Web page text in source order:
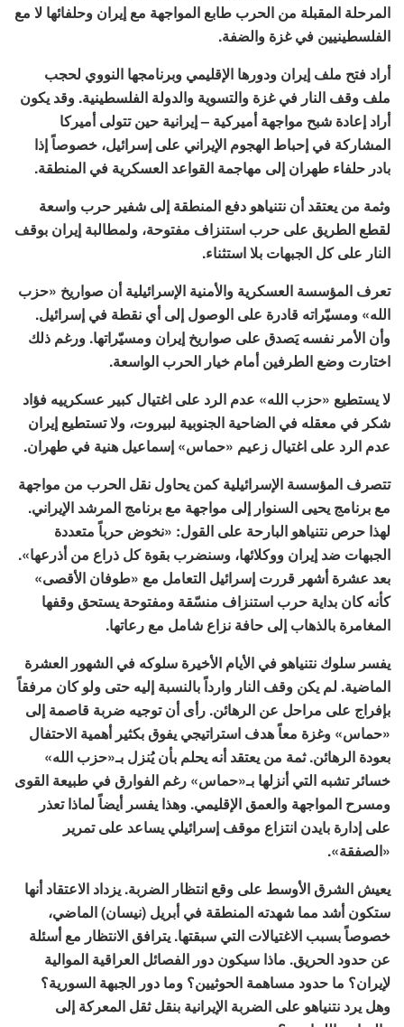
المرحلة المقبلة من الحرب طابع المواجهة مع إيران وحلفائها لا مع
الفلسطينيين في غزة والضفة.
أراد فتح ملف إيران ودورها الإقليمي وبرنامجها النووي لحجب
ملف وقف النار في غزة والتسوية والدولة الفلسطينية. وقد يكون
أراد إعادة شبح مواجهة أميركية – إيرانية حين تتولى أميركا
المشاركة في إحباط الهجوم الإيراني على إسرائيل، خصوصاً إذا
بادر حلفاء طهران إلى مهاجمة القواعد العسكرية في المنطقة.
وثمة من يعتقد أن نتنياهو دفع المنطقة إلى شفير حرب واسعة
لقطع الطريق على حرب استنزاف مفتوحة، ولمطالبة إيران بوقف
النار على كل الجبهات بلا استثناء.
تعرف المؤسسة العسكرية والأمنية الإسرائيلية أن صواريخ «حزب
الله» ومسيّراته قادرة على الوصول إلى أي نقطة في إسرائيل.
وأن الأمر نفسه يَصدق على صواريخ إيران ومسيّراتها. ورغم ذلك
اختارت وضع الطرفين أمام خيار الحرب الواسعة.
لا يستطيع «حزب الله» عدم الرد على اغتيال كبير عسكرييه فؤاد
شكر في معقله في الضاحية الجنوبية لبيروت، ولا تستطيع إيران
عدم الرد على اغتيال زعيم «حماس» إسماعيل هنية في طهران.
تتصرف المؤسسة الإسرائيلية كمن يحاول نقل الحرب من مواجهة
مع برنامج يحيى السنوار إلى مواجهة مع برنامج المرشد الإيراني.
لهذا حرص نتنياهو البارحة على القول: «نخوض حرباً متعددة
الجبهات ضد إيران ووكلائها، وسنضرب بقوة كل ذراع من أذرعها».
بعد عشرة أشهر قررت إسرائيل التعامل مع «طوفان الأقصى»
كأنه كان بداية حرب استنزاف منسّقة ومفتوحة يستحق وقفها
المغامرة بالذهاب إلى حافة نزاع شامل مع رعاتها.
يفسر سلوك نتنياهو في الأيام الأخيرة سلوكه في الشهور العشرة
الماضية. لم يكن وقف النار وارداً بالنسبة إليه حتى ولو كان مرفقاً
بإفراج على مراحل عن الرهائن. رأى أن توجيه ضربة قاصمة إلى
«حماس» وغزة معاً هدف استراتيجي يفوق بكثير أهمية الاحتفال
بعودة الرهائن. ثمة من يعتقد أنه يحلم بأن يُنزل بـ«حزب الله»
خسائر تشبه التي أنزلها بـ«حماس» رغم الفوارق في طبيعة القوى
ومسرح المواجهة والعمق الإقليمي. وهذا يفسر أيضاً لماذا تعذر
على إدارة بايدن انتزاع موقف إسرائيلي يساعد على تمرير
«الصفقة».
يعيش الشرق الأوسط على وقع انتظار الضربة. يزداد الاعتقاد أنها
ستكون أشد مما شهدته المنطقة في أبريل (نيسان) الماضي،
خصوصاً بسبب الاغتيالات التي سبقتها. يترافق الانتظار مع أسئلة
عن حدود الحريق. ماذا سيكون دور الفصائل العراقية الموالية
لإيران؟ ما حدود مساهمة الحوثيين؟ وما دور الجبهة السورية؟
وهل يرد نتنياهو على الضربة الإيرانية بنقل ثقل المعركة إلى